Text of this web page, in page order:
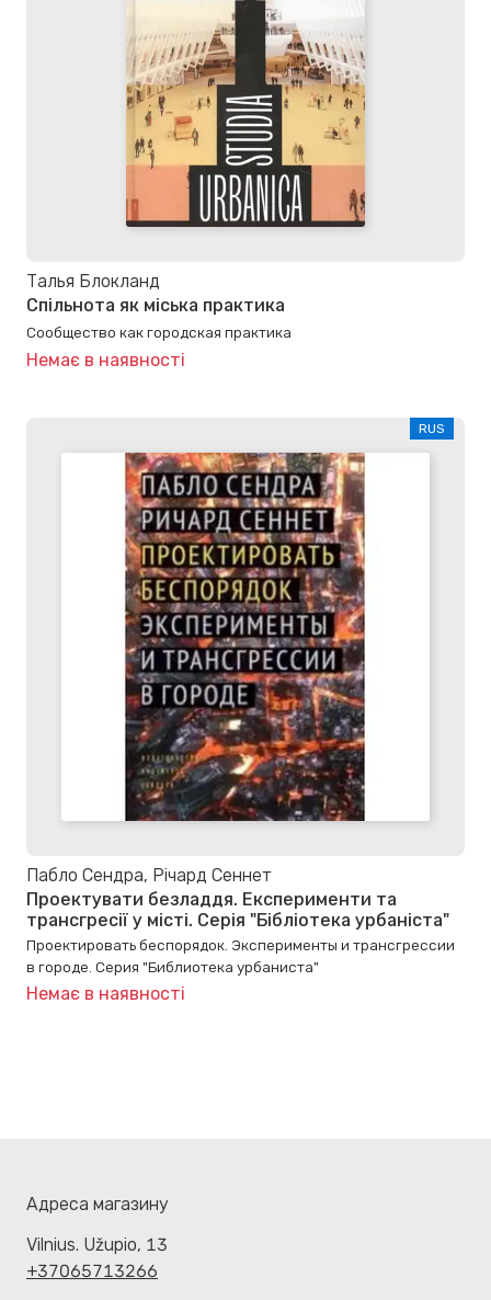
Талья Блокланд
Спільнота як міська практика
Сообщество как городская практика
Немає в наявності
RUS
Пабло Сендра, Річард Сеннет
Проектувати безладдя. Експерименти та
трансгресії у місті. Серія "Бібліотека урбаніста"
Проектировать беспорядок. Эксперименты и трансгрессии
в городе. Серия "Библиотека урбаниста"
Немає в наявності
Адреса магазину
Vilnius. Užupio, 13
+37065713266